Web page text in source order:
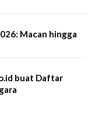
Macan hingga
buat Daftar